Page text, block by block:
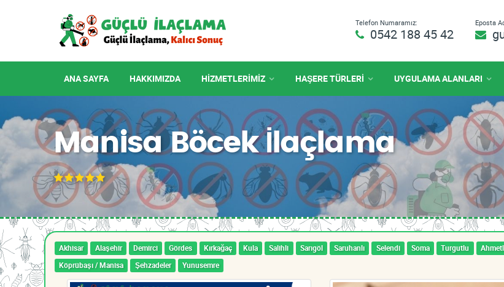
Telefon Numaramız:
0542 188 45 42
Eposta
ANA SAYFA HAKKIMIZDA HIZMETLERIMIZ HAŞERE TÜRLERİ UYGULAMA ALANLARI
Manisa Böcek İlaçlama
Akhisar Alaşehir Demirci Gördes Kırkağaç Kula Salihli Sarıgöl Saruhanlı Selendi Soma Turgutlu
Köprübaşı / Manisa
Şehzadeler Yunusemre